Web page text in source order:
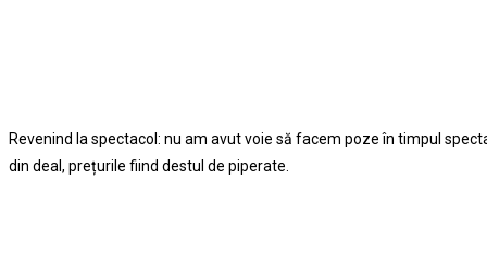
Revenind la spectacol: nu am avut voie să facem poze în timpul
din deal, prețurile fiind destul de piperate.